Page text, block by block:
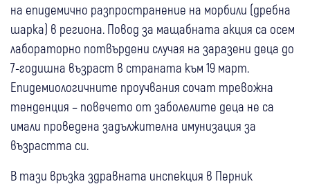
на епидемично разпространение на морбили (дребна
шарка) в региона. Повод за мащабната акция са осем
лабораторно потвърдени случая на заразени деца до
7-годишна възраст в страната към 19 март.
Епидемиологичните проучвания сочат тревожна
тенденция – повечето от заболелите деца не са
имали проведена задължителна имунизация за
възрастта си.
В тази връзка здравната инспекция в Перник